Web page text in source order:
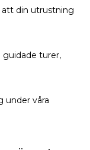
att din utrustning
guidade turer,
under våra